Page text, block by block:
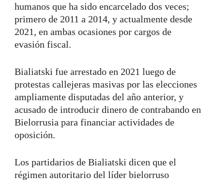
humanos que ha sido encarcelado dos veces;
primero de 2011 a 2014, y actualmente desde
2021, en ambas ocasiones por cargos de
evasión fiscal.
Bialiatski fue arrestado en 2021 luego de
protestas callejeras masivas por las elecciones
ampliamente disputadas del año anterior, y
acusado de introducir dinero de contrabando en
Bielorrusia para financiar actividades de
oposición.
Los partidarios de Bialiatski dicen que el
régimen autoritario del líder bielorruso